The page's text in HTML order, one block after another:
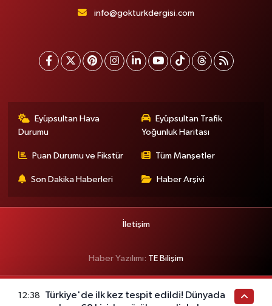
info@gokturkdergisi.com
Eyüpsultan Hava
Durumu
Eyüpsultan Trafik
Yoğunluk Haritası
Puan Durumu ve Fikstür Tüm Manşetler
Son Dakika Haberleri Haber Arşivi
İletişim
Haber Yazılımı: TE Bilişim
12:38
Türkiye'de ilk kez tespit edildi! Dünyada